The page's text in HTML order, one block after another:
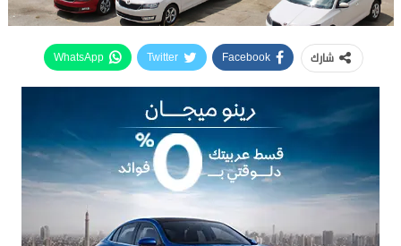
شارك Facebook
Twitter
WhatsApp